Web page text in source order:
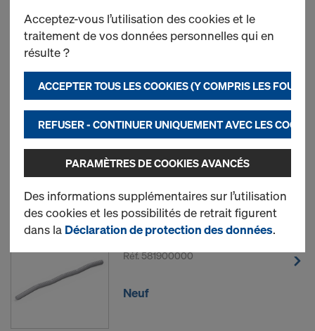
Le plus recherché
Écrou hexagonal 26,5
Réf.581985000
Neuf
Occasion
Tige zigzag 26,5
Réf.581900000
Neuf
Acceptez-vous l’utilisation des cookies et le
traitement de vos données personnelles qui en
résulte ?
ACCEPTER TOUS LES COOKIES (Y COMPRIS LES
REFUSER - CONTINUER UNIQUEMENT AVEC LES
PARAMÈTRES DE COOKIES AVANCÉS
Des informations supplémentaires sur l’utilisation
des cookies et les possibilités de retrait figurent
dans la Déclaration de protection des données.